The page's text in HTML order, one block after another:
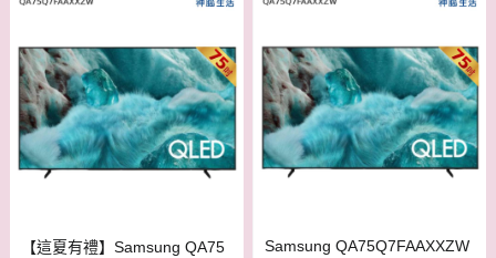
【這夏有禮】Samsung QA75
Samsung QA75Q7FAAXXZW